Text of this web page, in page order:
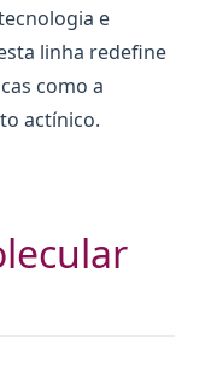
e
linha redefine
como a
actínico.